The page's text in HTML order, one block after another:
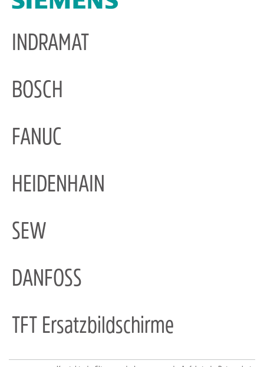
INDRAMAT
BOSCH
FANUC
HEIDENHAIN
SEW
DANFOSS
TFT Ersatzbildschirme